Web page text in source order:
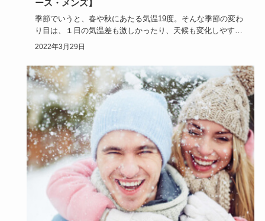
ース・メンズ】
季節でいうと、春や秋にあたる気温19度。そんな季節の変わ
り目は、１日の気温差も激しかったり、天候も変化しやすか
ったりして服…
2022年3月29日